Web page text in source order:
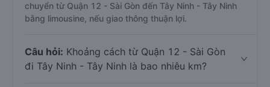
chuyển từ Quận 12 - Sài Gòn đến Tây Ninh - Tây Ninh
bằng limousine, nếu giao thông thuận lợi.
Câu hỏi: Khoảng cách từ Quận 12 - Sài Gòn
đi Tây Ninh - Tây Ninh là bao nhiêu km?